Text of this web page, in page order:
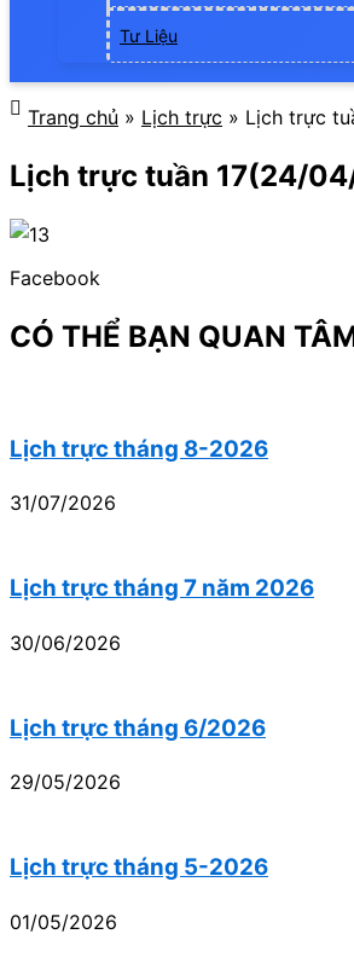
Tư Liệu
Trang chủ » Lịch trực » Lịch trực
Lịch trực tuần 17(24/
Facebook
CÓ THỂ BẠN QUAN
Lịch trực tháng 8-2026
31/07/2026
Lịch trực tháng 7 năm 2026
30/06/2026
Lịch trực tháng 6/2026
29/05/2026
Lịch trực tháng 5-2026
01/05/2026